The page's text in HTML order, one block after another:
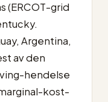
(ERCOT-grid
Argentina,
av den
hendelse
kost-